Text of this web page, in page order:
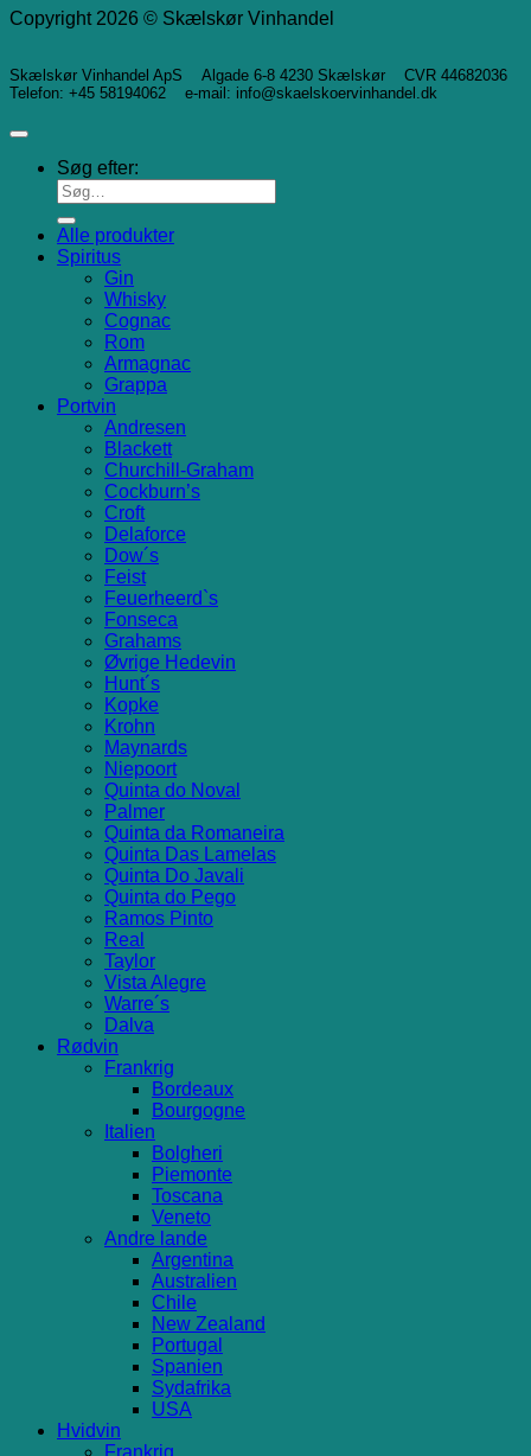
Copyright 2026 © Skælskør Vinhandel
Skælskør Vinhandel ApS Algade 6-8 4230 Skælskør CVR 44682036
Telefon: +45 58194062 e-mail: info@skaelskoervinhandel.dk
Søg efter:
Alle produkter
Spiritus
Gin
Whisky
Cognac
Rom
Armagnac
Grappa
Portvin
Andresen
Blackett
Churchill-Graham
Cockburn’s
Croft
Delaforce
Dow´s
Feist
Feuerheerd`s
Fonseca
Grahams
Øvrige Hedevin
Hunt´s
Kopke
Krohn
Maynards
Niepoort
Quinta do Noval
Palmer
Quinta da Romaneira
Quinta Das Lamelas
Quinta Do Javali
Quinta do Pego
Ramos Pinto
Real
Taylor
Vista Alegre
Warre´s
Dalva
Rødvin
Frankrig
Bordeaux
Bourgogne
Italien
Bolgheri
Piemonte
Toscana
Veneto
Andre lande
Argentina
Australien
Chile
New Zealand
Portugal
Spanien
Sydafrika
USA
Hvidvin